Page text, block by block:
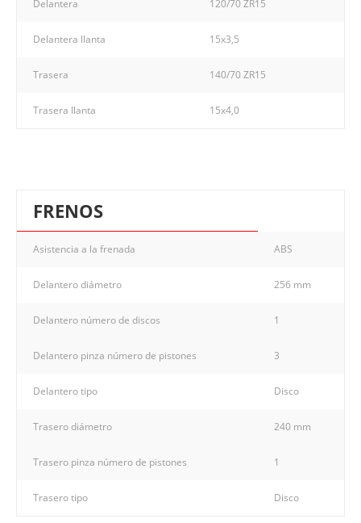
Delantera 120/70 ZR15
Delantera llanta 15x3,5
Trasera 140/70 ZR15
Trasera llanta 15x4,0
FRENOS
Asistencia a la frenada ABS
Delantero diámetro 256 mm
Delantero número de discos 1
Delantero pinza número de pistones 3
Delantero tipo Disco
Trasero diámetro 240 mm
Trasero pinza número de pistones 1
Trasero tipo Disco